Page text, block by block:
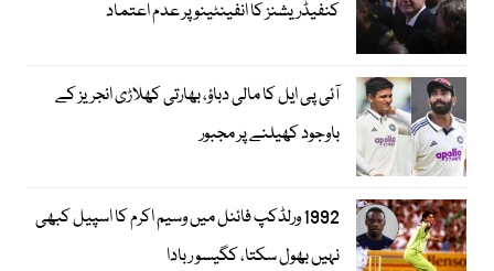
کنفیڈریشنز کا انفینٹینو پر عدم اعتماد
آئی پی ایل کا مالی دباؤ، بھارتی کھلاڑی انجریز کے
باوجود کھیلنے پر مجبور
1992 ورلڈکپ فائنل میں وسیم اکرم کا اسپیل کبھی
نہیں بھول سکتا، کگیسو ربادا